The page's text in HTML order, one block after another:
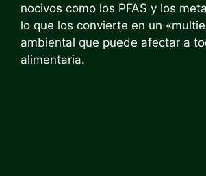
nocivos como los PFAS y los
lo que los convierte en un
ambiental que puede afectar a
alimentaria.